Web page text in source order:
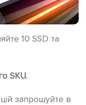
10 SSD та
SKU.
запрошуйте в